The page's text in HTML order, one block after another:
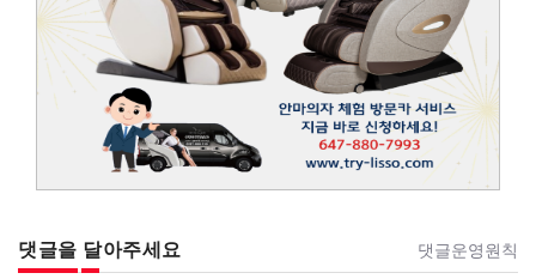
댓글을 달아주세요 댓글운영원칙